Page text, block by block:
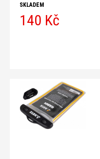
SKLADEM
140 Kč